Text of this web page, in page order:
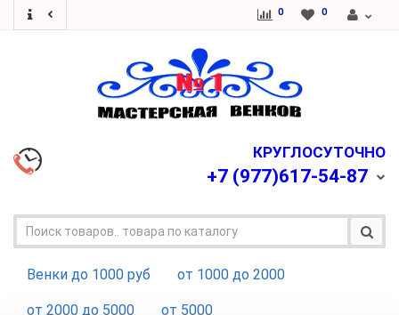
0 0
КРУГЛОСУТОЧНО
+7 (977)617-54-87
Венки до 1000 руб от 1000 до 2000
от 2000 до 5000 от 5000